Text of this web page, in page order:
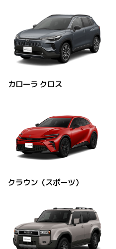
カローラ クロス
クラウン（スポーツ）